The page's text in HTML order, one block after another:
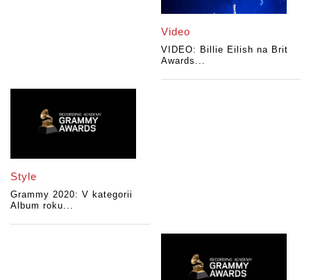
Video
VIDEO: Billie Eilish na Brit
Awards...
Style
Grammy 2020: V kategorii
Album roku...